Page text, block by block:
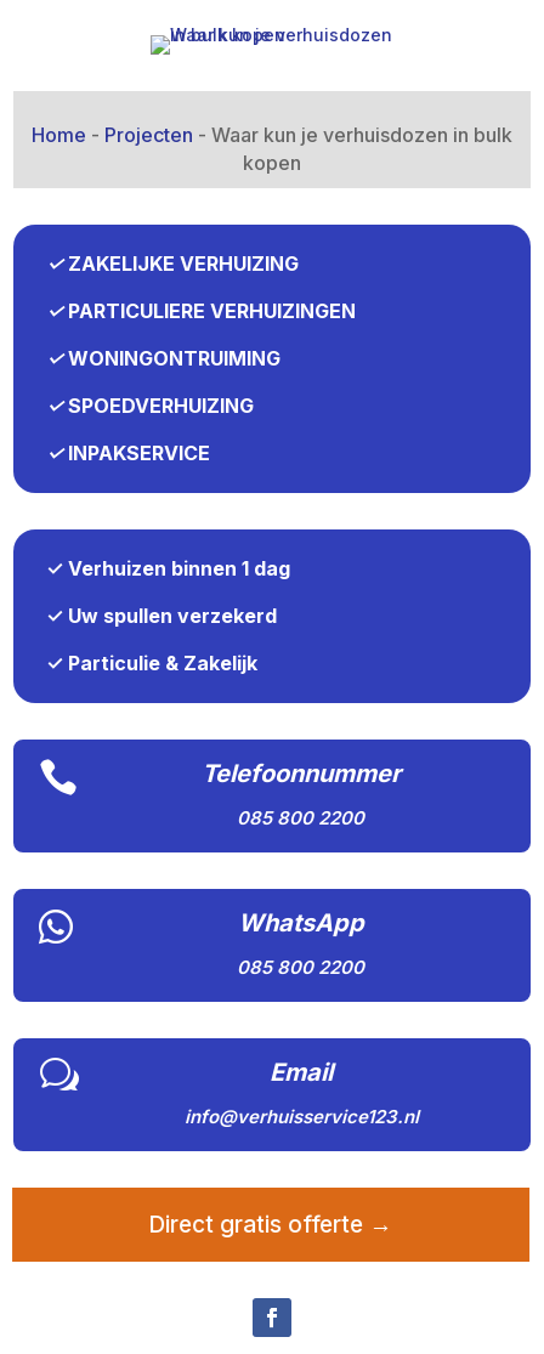
Home - Projecten - Waar kun je verhuisdozen in bulk
kopen
✓ZAKELIJKE VERHUIZING
✓PARTICULIERE VERHUIZINGEN
✓WONINGONTRUIMING
✓SPOEDVERHUIZING
✓INPAKSERVICE
✓ Verhuizen binnen 1 dag
✓ Uw spullen verzekerd
✓ Particulie & Zakelijk
 Telefoonnummer
085 800 2200
 WhatsApp
085 800 2200
w Email
info@verhuisservice123.nl
Direct gratis offerte →